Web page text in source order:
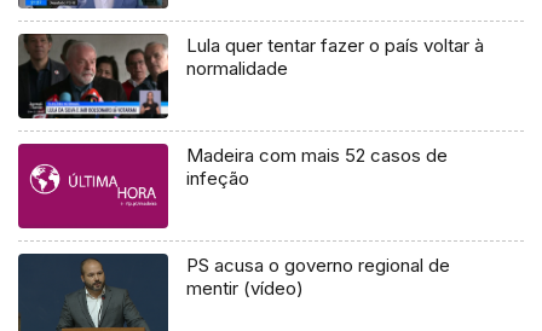
Lula quer tentar fazer o país voltar à
normalidade
Madeira com mais 52 casos de
infeção
PS acusa o governo regional de
mentir (vídeo)